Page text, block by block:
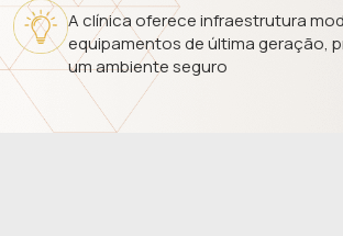
A clínica oferece infraestrutura
equipamentos de última geração,
um ambiente seguro